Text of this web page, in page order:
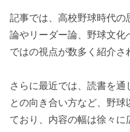
記事では、高校野球時代
論やリーダー論、野球文化
ではの視点が数多く紹介さ
さらに最近では、読書を
との向き合い方など、野
ており、内容の幅は徐々に